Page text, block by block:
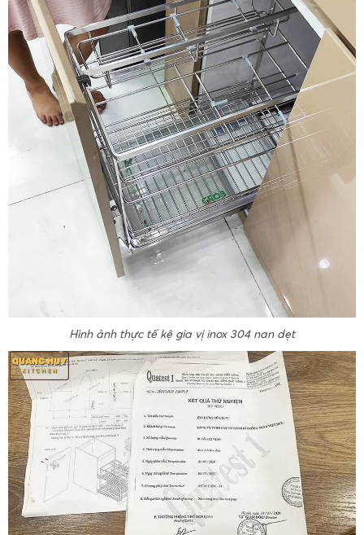
Hình ảnh thực tế kệ gia vị inox 304 nan dẹt